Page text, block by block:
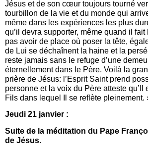
Jésus et de son cœur toujours tourné
tourbillon de la vie et du monde qui
même dans les expériences les plus
qu’il devra supporter, même quand il fait
pas avoir de place où poser la tête,
de Lui se déchaînent la haine et la
reste jamais sans le refuge d’une
éternellement dans le Père. Voilà la
prière de Jésus: l’Esprit Saint prend
personne et la voix du Père atteste qu’Il
Fils dans lequel Il se reflète pleinement.
Jeudi 21 janvier :
Suite de la méditation du Pape
de Jésus.